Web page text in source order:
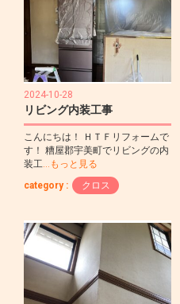
2024-10-28
リビング内装工事
こんにちは！ ＨＴＦリフォームで
す！ 糟屋郡宇美町でリビングの内
装工…もっと見る
category :
クロス